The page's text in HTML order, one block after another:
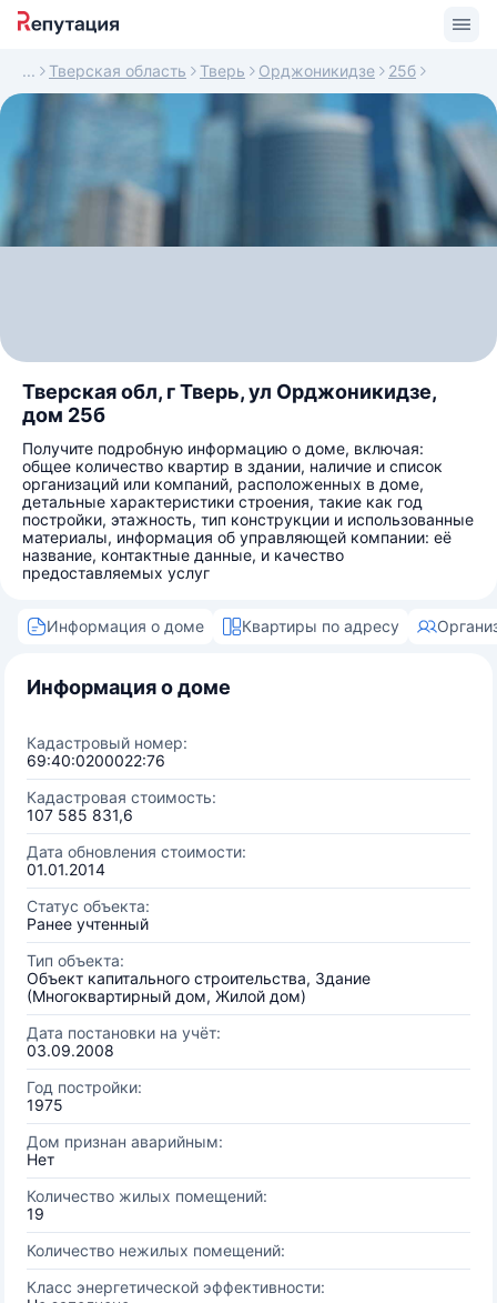
Тверская область Тверь Орджоникидзе 25б
Тверская обл, г Тверь, ул Орджоникидзе,
дом 25б
Получите подробную информацию о доме, включая:
общее количество квартир в здании, наличие и список
организаций или компаний, расположенных в доме,
детальные характеристики строения, такие как год
постройки, этажность, тип конструкции и использованные
материалы, информация об управляющей компании: её
название, контактные данные, и качество
предоставляемых услуг
Информация о доме Квартиры по адресу
Информация о доме
Кадастровый номер:
69:40:0200022:76
Кадастровая стоимость:
107 585 831,6
Дата обновления стоимости:
01.01.2014
Статус объекта:
Ранее учтенный
Тип объекта:
Объект капитального строительства, Здание
(Многоквартирный дом, Жилой дом)
Дата постановки на учёт:
03.09.2008
Год постройки:
1975
Дом признан аварийным:
Нет
Количество жилых помещений:
19
Количество нежилых помещений:
Класс энергетической эффективности: